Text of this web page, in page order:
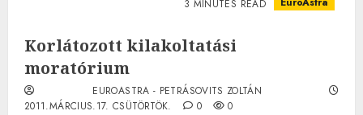
3 MINUTES READ
Korlátozott kilakoltatási
moratórium
EUROASTRA - PETRÁSOVITS ZOLTÁN
2011.MÁRCIUS.17. CSÜTÖRTÖK.
0 0